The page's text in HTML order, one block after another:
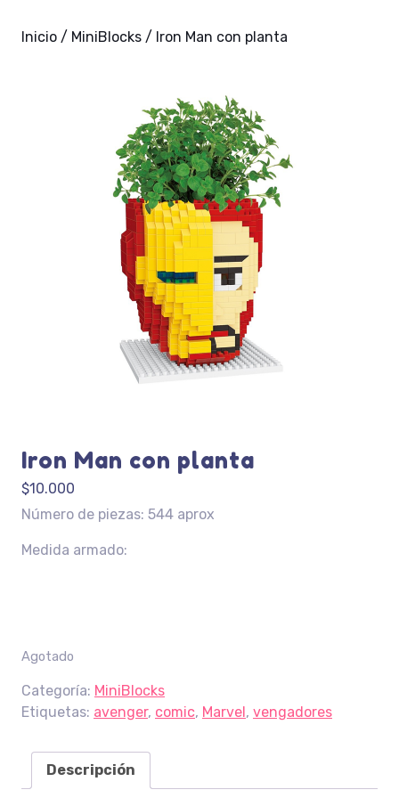
Inicio / MiniBlocks / Iron Man con planta
Iron Man con planta
$10.000
Número de piezas: 544 aprox
Medida armado:
Agotado
Categoría: MiniBlocks
Etiquetas: avenger, comic, Marvel, vengadores
Descripción